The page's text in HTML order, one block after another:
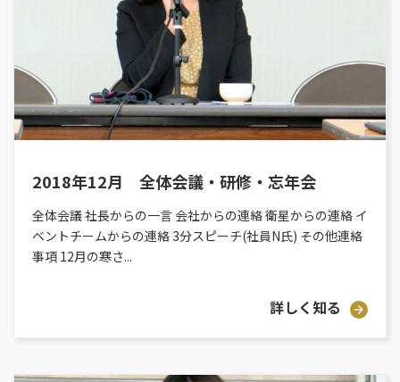
2018年12月 全体会議・研修・忘年会
全体会議 社長からの一言 会社からの連絡 衛星からの連絡 イ
ベントチームからの連絡 3分スピーチ(社員N氏) その他連絡
事項 12月の寒さ...
詳しく知る